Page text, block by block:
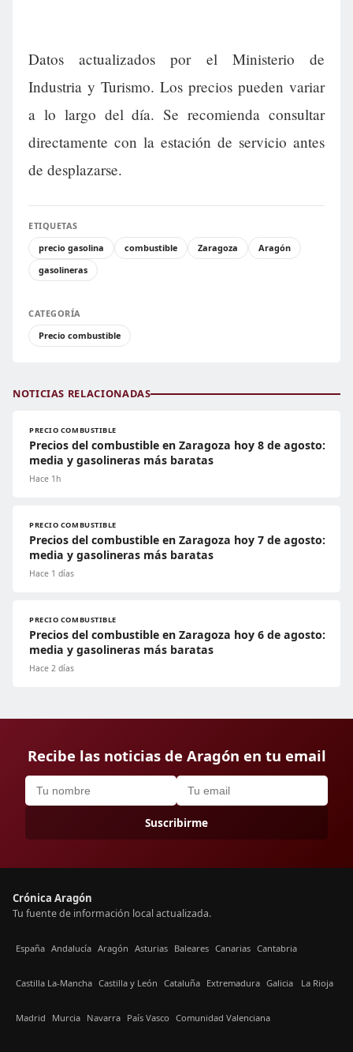
Datos actualizados por el Ministerio de
Industria y Turismo. Los precios pueden variar
a lo largo del día. Se recomienda consultar
directamente con la estación de servicio antes
de desplazarse.
ETIQUETAS
precio gasolina
combustible Zaragoza
Aragón
gasolineras
CATEGORÍA
Precio combustible
NOTICIAS RELACIONADAS
PRECIO COMBUSTIBLE
Precios del combustible en Zaragoza hoy 8 de agosto:
media y gasolineras más baratas
Hace 1h
PRECIO COMBUSTIBLE
Precios del combustible en Zaragoza hoy 7 de agosto:
media y gasolineras más baratas
Hace 1 días
PRECIO COMBUSTIBLE
Precios del combustible en Zaragoza hoy 6 de agosto:
media y gasolineras más baratas
Hace 2 días
Recibe las noticias de Aragón en tu email
Suscribirme
Crónica Aragón
Tu fuente de información local actualizada.
España Andalucía Aragón Asturias Baleares Canarias Cantabria
Castilla La-Mancha Castilla y León Cataluña Extremadura Galicia La Rioja
Madrid Murcia Navarra País Vasco Comunidad Valenciana